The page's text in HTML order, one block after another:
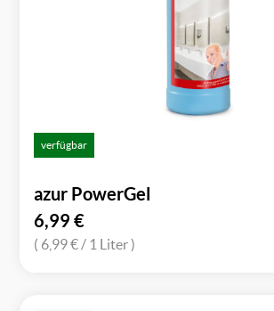
verfügbar
azur PowerGel
6,99 €
( 6,99 €/ 1 Liter )